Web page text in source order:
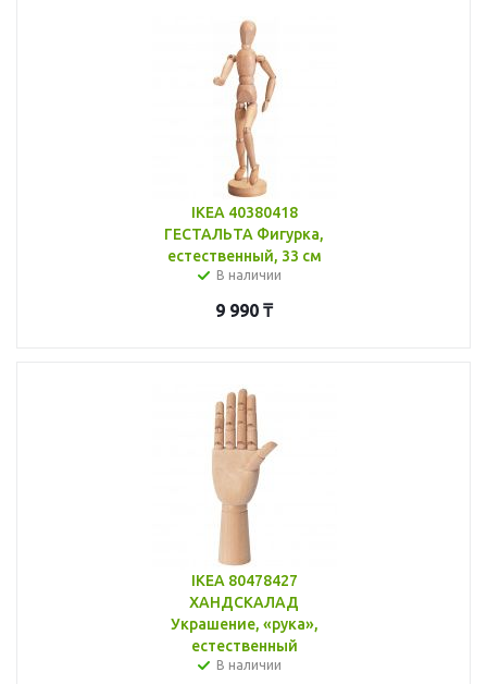
IKEA 40380418
ГЕСТАЛЬТА Фигурка,
естественный, 33 см
В наличии
9 990 ₸
IKEA 80478427
ХАНДСКАЛАД
Украшение, «рука»,
естественный
В наличии